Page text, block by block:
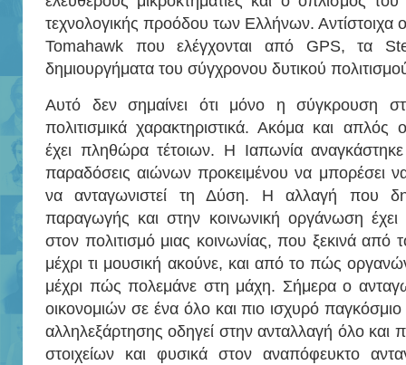
τεχνολογικής προόδου των Ελλήνων. Αντίστοιχα
Tomahawk που ελέγχονται από GPS, τα
δημιουργήματα του σύγχρονου δυτικού
Αυτό δεν σημαίνει ότι μόνο η σύγκρουση
πολιτισμικά χαρακτηριστικά. Ακόμα και απλός
έχει πληθώρα τέτοιων. Η Ιαπωνία
παραδόσεις αιώνων προκειμένου να μπορέσει να
να ανταγωνιστεί τη Δύση. Η αλλαγή που
παραγωγής και στην κοινωνική οργάνωση έχει
στον πολιτισμό μιας κοινωνίας, που ξεκινά από
μέχρι τι μουσική ακούνε, και από το πώς
μέχρι πώς πολεμάνε στη μάχη. Σήμερα ο
οικονομιών σε ένα όλο και πιο ισχυρό
αλληλεξάρτησης οδηγεί στην ανταλλαγή όλο και
στοιχείων και φυσικά στον αναπόφευκτο